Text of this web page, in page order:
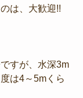
は、大歓迎!!
すが、水深3m
は4～5mくら